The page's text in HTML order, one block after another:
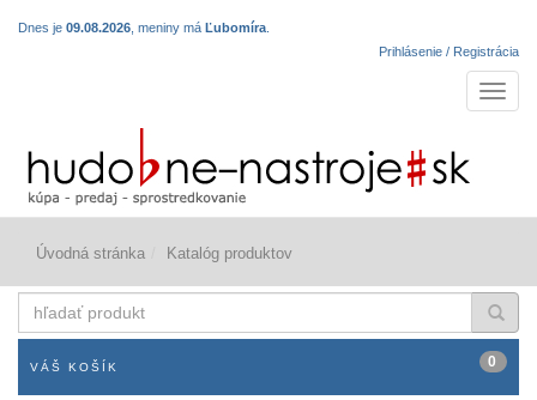
Dnes je 09.08.2026 , meniny má Ľubomíra
Prihlásenie / Registrácia
Úvodná stránka Katalóg produktov
produkt
VÁŠ KOŠÍK 0